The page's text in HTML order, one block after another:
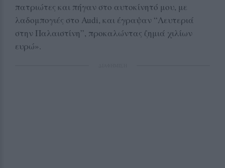
πατριώτες και πήγαν στο αυτοκίνητό μου, με
λαδομπογιές στο Audi, και έγραψαν “Λευτεριά
στην Παλαιστίνη”, προκαλώντας ζημιά χιλίων
ευρώ».